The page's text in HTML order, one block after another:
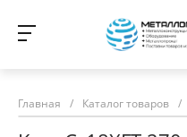
Главная / Каталог товаров /